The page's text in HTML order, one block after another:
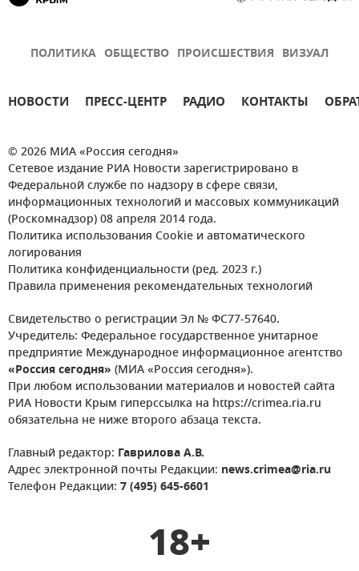
ПОЛИТИКА ОБЩЕСТВО ПРОИСШЕСТВИЯ ВИЗУАЛ
НОВОСТИ ПРЕСС-ЦЕНТР РАДИО КОНТАКТЫ
© 2026 МИА «Россия сегодня»
Сетевое издание РИА Новости зарегистрировано в
Федеральной службе по надзору в сфере связи,
информационных технологий и массовых коммуникаций
(Роскомнадзор) 08 апреля 2014 года.
Политика использования Cookie и автоматического
логирования
Политика конфиденциальности (ред. 2023 г.)
Правила применения рекомендательных технологий
Свидетельство о регистрации Эл № ФС77-57640.
Учредитель: Федеральное государственное унитарное
предприятие Международное информационное агентство
«Россия сегодня» (МИА «Россия сегодня»).
При любом использовании материалов и новостей сайта
РИА Новости Крым гиперссылка на https://crimea.ria.ru
обязательна не ниже второго абзаца текста.
Главный редактор: Гаврилова А.В.
Адрес электронной почты Редакции: news.crimea@ria.ru
Телефон Редакции: 7 (495) 645-6601
18+